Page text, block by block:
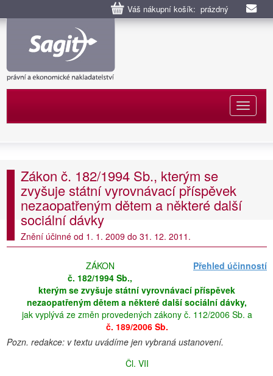
Váš nákupní košík: prázdný
Zákon č. 182/1994 Sb., kterým se
zvyšuje státní vyrovnávací příspěvek
nezaopatřeným dětem a některé další
sociální dávky
Znění účinné od 1. 1. 2009 do 31. 12. 2011.
Přehled účinností
ZÁKON
č. 182/1994 Sb.,
kterým se zvyšuje státní vyrovnávací příspěvek
nezaopatřeným dětem a některé další sociální dávky,
jak vyplývá ze změn provedených zákony č. 112/2006 Sb. a
č. 189/2006 Sb.
Pozn. redakce: v textu uvádíme jen vybraná ustanovení.
Čl. VII